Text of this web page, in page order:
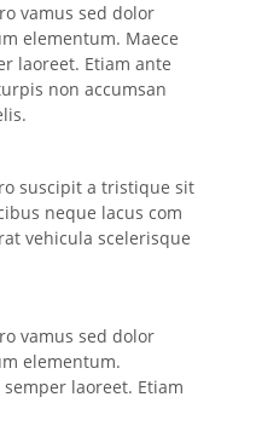
vamus sed dolor
elementum. Maece
laoreet. Etiam ante
non accumsan
suscipit a tristique sit
neque lacus com
vehicula scelerisque
vamus sed dolor
elementum.
laoreet. Etiam